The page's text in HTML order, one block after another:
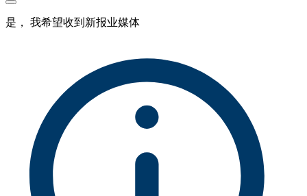
是， 我希望收到新报业媒体